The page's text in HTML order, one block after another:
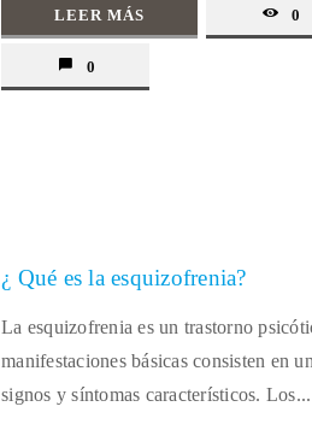
LEER MÁS 0
0
¿ Qué es la esquizofrenia?
La esquizofrenia es un trastorno
manifestaciones básicas consisten en
signos y síntomas característicos. Los...